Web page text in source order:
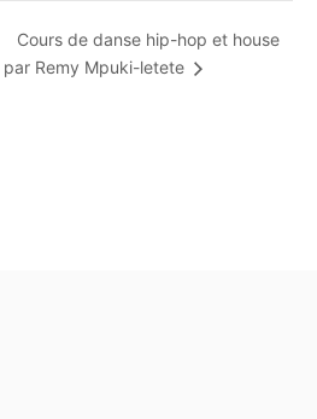
Cours de danse hip-hop et house
par Remy Mpuki-letete